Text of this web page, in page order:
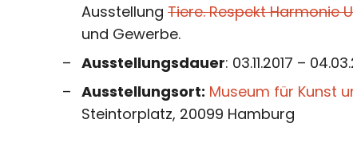
Ausstellung Tiere. Respekt Harmonie
und Gewerbe.
Ausstellungsdauer: 03.11.2017 –
Ausstellungsort: Museum für Kunst
Steintorplatz, 20099 Hamburg